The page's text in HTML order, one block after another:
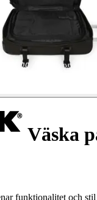
Väska
funktionalitet och